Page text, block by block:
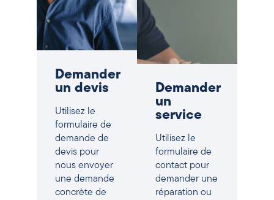
Demander
un devis
Utilisez le
formulaire de
demande de
devis pour
nous envoyer
une demande
concrète de
Demander
un
service
Utilisez le
formulaire de
contact pour
demander une
réparation ou